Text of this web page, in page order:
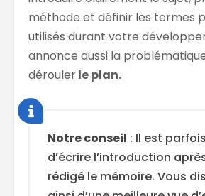
méthode et définir les termes
utilisés durant votre
annonce aussi la
déroulerle plan.
Notre conseil : Il est
d’écrire l’introduction
rédigé le mémoire. Vous